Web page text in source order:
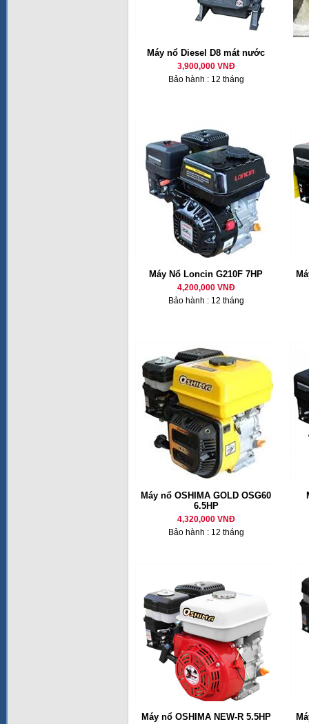
Máy nổ Diesel D8 mát nước
3,900,000 VNĐ
Bảo hành : 12 tháng
Máy Nổ Loncin G210F 7HP
4,200,000 VNĐ
Bảo hành : 12 tháng
Máy nổ OSHIMA GOLD OSG60
6.5HP
4,320,000 VNĐ
Bảo hành : 12 tháng
Máy nổ OSHIMA NEW-R 5.5HP